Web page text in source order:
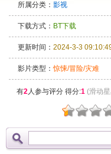
所属分类： 影视
下载方式： BT下载
更新时间： 2024-3-3
影片类型：惊悚/冒险/灾难
有2人参与评分 得分:1 (滑动